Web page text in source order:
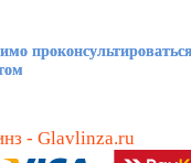
- Glavlinza.ru